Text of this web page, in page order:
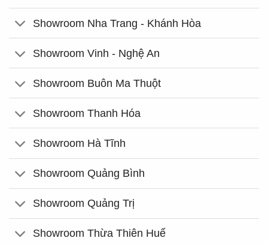
Showroom Nha Trang - Khánh Hòa
Showroom Vinh - Nghệ An
Showroom Buôn Ma Thuột
Showroom Thanh Hóa
Showroom Hà Tĩnh
Showroom Quảng Bình
Showroom Quảng Trị
Showroom Thừa Thiên Huế